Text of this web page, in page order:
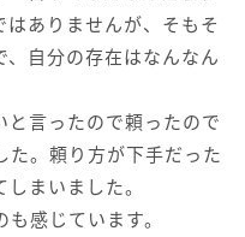
ありませんが、そもそ
自分の存在はなんなん
言ったので頼ったので
た。頼り方が下手だった
まいました。
感じています。